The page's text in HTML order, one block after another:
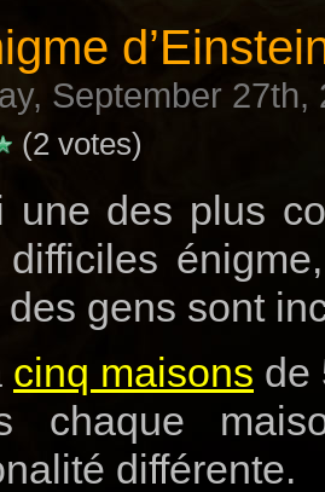
September 27th,
(2 votes)
une des plus
des gens sont
cinq maisons de
chaque
différente.